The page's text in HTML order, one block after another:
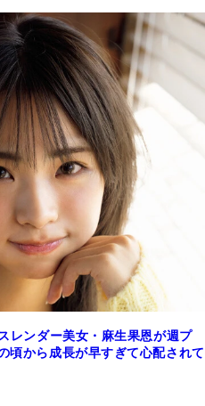
レンダー美女・麻生果恩が週プ
頃から成長が早すぎて心配されて